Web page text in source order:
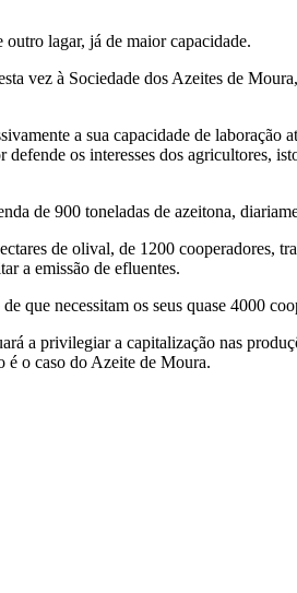
outro lagar, já de maior capacidade.
vez à Sociedade dos Azeites de
a sua capacidade de laboração
os interesses dos agricultores,
de 900 toneladas de azeitona,
de olival, de 1200 cooperadores,
a emissão de efluentes.
que necessitam os seus quase 4000
a privilegiar a capitalização nas
é o caso do Azeite de Moura.